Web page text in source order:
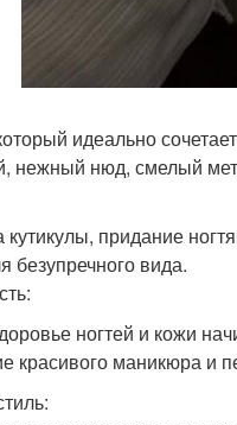
идеально
нежный нюд, смелый
кутикулы, придание
безупречного вида.
ногтей и кожи
красивого маникюра и